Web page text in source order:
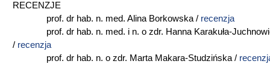
RECENZJE
prof. dr hab. n. med. Alina Borkowska / recenzja
prof. dr hab. n. med. i n. o zdr. Hanna Karakuła-
/ recenzja
prof. dr hab. n. o zdr. Marta Makara-Studzińska /